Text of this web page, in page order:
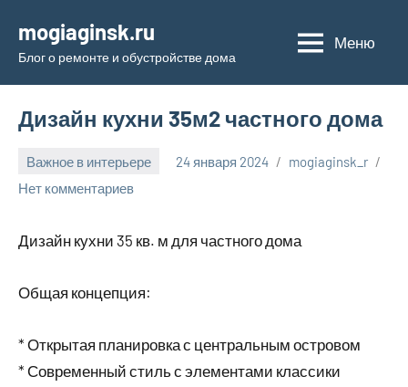
содержимому
mogiaginsk.ru
Блог о ремонте и обустройстве дома
Меню
Дизайн кухни 35м2 частного дома
Важное в интерьере 24 января 2024
mogiaginsk_r
Нет комментариев
Дизайн кухни 35 кв. м для частного дома
Общая концепция:
* Открытая планировка с центральным островом
* Современный стиль с элементами классики